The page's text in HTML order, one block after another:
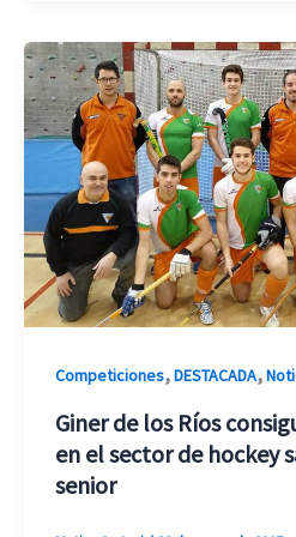
Competiciones,DESTACADA,
Giner de los Ríos
en el sector de hockey
senior